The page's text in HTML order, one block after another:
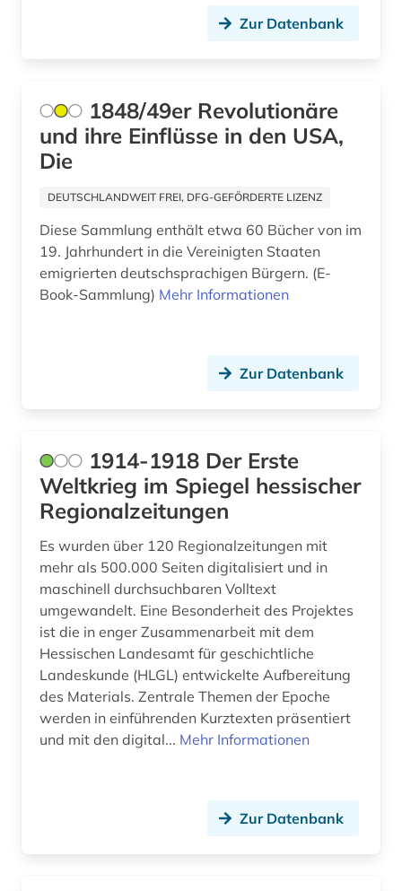
baltikum (4)
bamberg (1)
banknote (1)
bantusprachen (1)
barbosa (1)
bartensleben <familie> (1)
barßel (1)
bauernhof (5)
bauernkrieg &lt (1)
bauingenieurwesen (1)
bautzen (1)
bauunternehmer (1)
bauwerk (1)
bayerisch-schwaben (1)
bayerische motoren-werke (1)
Zur Datenbank
1848/49er Revolutionäre
und ihre Einflüsse in den USA,
Die
DEUTSCHLANDWEIT FREI, DFG-GEFÖRDERTE LIZENZ
Diese Sammlung enthält etwa 60 Bücher von im
19. Jahrhundert in die Vereinigten Staaten
emigrierten deutschsprachigen Bürgern. (E-
Book-Sammlung) Mehr Informationen
Zur Datenbank
1914-1918 Der Erste
Weltkrieg im Spiegel hessischer
Regionalzeitungen
Es wurden über 120 Regionalzeitungen mit
mehr als 500.000 Seiten digitalisiert und in
maschinell durchsuchbaren Volltext
umgewandelt. Eine Besonderheit des Projektes
ist die in enger Zusammenarbeit mit dem
Hessischen Landesamt für geschichtliche
Landeskunde (HLGL) entwickelte Aufbereitung
des Materials. Zentrale Themen der Epoche
werden in einführenden Kurztexten präsentiert
und mit den digital... Mehr Informationen
Zur Datenbank